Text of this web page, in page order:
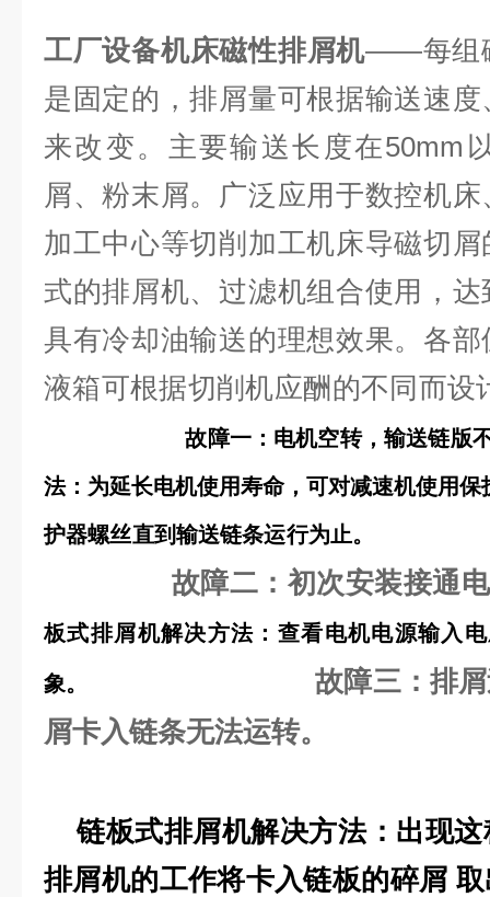
工厂设备机床磁性排屑机——每组
是固定的，排屑量可根据输送速
来改变。主要输送长度在50mm
屑、粉末屑。广泛应用于数控机
加工中心等切削加工机床导磁切
式的排屑机、过滤机组合使用，
具有冷却油输送的理想效果。各
液箱可根据切削机应酬的
故障一：电机空转，输送链版
法：为延长电机使用寿命，可对减速机使用
护器螺丝直到输送链
故障二：初次安装接通
板式排屑机解决方法：查看电机电源输入
象。故障三：排
屑卡入链条无法运转。
链板式排屑机解决方法：出现这
排屑机的工作将卡入链板的碎屑